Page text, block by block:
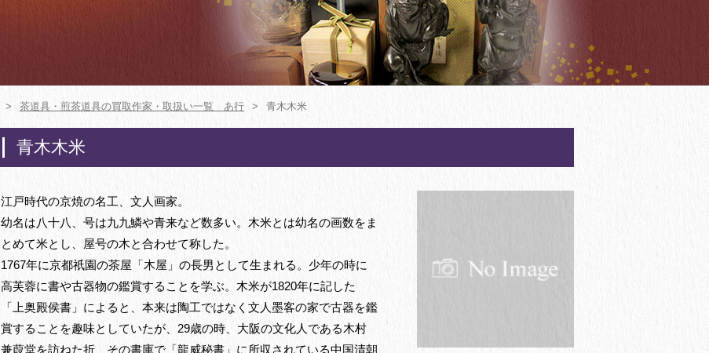
> 茶道具・煎茶道具の買取作家・取扱い一覧 あ行 > 青木木米
青木木米
江戸時代の京焼の名工、文人画家。
幼名は八十八、号は九九鱗や青来など数多い。木米とは幼名の画数をま
とめて米とし、屋号の木と合わせて称した。
1767年に京都祇園の茶屋「木屋」の長男として生まれる。少年の時に
高芙蓉に書や古器物の鑑賞することを学ぶ。木米が1820年に記した
「上奥殿侯書」によると、本来は陶工ではなく文人墨客の家で古器を鑑
賞することを趣味としていたが、
29歳の時、大阪の文化人である木村
兼葭堂を訪ねた折、その書庫で「龍威秘書」に所収されている中国清朝